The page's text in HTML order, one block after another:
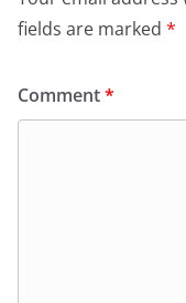
fields are marked *
Comment*